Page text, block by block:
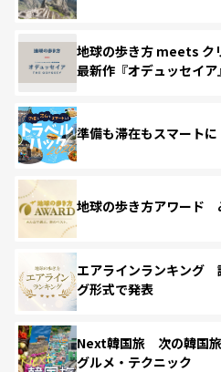
地球の歩き方 meets ク
最新作『オデュッセイア
準備も滞在もスマート
地球の歩き方アワード
エアラインランキング
グ形式で発表
Next韓国旅 次の韓国旅
グルメ・テクニック